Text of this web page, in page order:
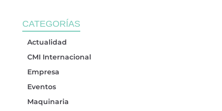
CATEGORÍAS
Actualidad
CMI Internacional
Empresa
Eventos
Maquinaria